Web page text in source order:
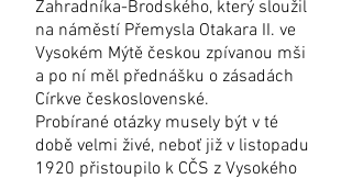
Zahradníka-Brodského, který sloužil
na náměstí Přemysla Otakara II. ve
Vysokém Mýtě českou zpívanou mši
a po ní měl přednášku o zásadách
Církve československé.
Probírané otázky musely být v té
době velmi živé, neboť již v listopadu
1920 přistoupilo k CČS z Vysokého